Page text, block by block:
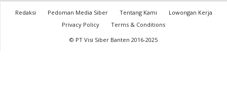
Redaksi Pedoman Media Siber Tentang Kami
Lowongan Kerja
Privacy Policy
Terms & Conditions
© PT Visi Siber Banten 2016-2025